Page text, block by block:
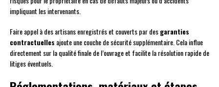
impliquant les intervenants.
Faire appel à des artisans enregistrés et couverts par desgaranties
contractuelles ajoute une couche de sécurité supplémentaire. Cela influe
directement sur la qualité finale de l’ouvrage et facilite la résolution rapide de
litiges éventuels.